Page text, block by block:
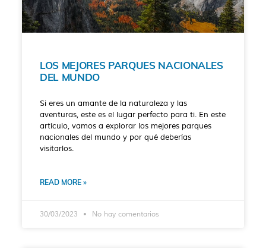
LOS MEJORES PARQUES NACIONALES
DEL MUNDO
Si eres un amante de la naturaleza y las
aventuras, este es el lugar perfecto para ti. En este
artículo, vamos a explorar los mejores parques
nacionales del mundo y por qué deberías
visitarlos.
READ MORE »
30/03/2023 No hay comentarios